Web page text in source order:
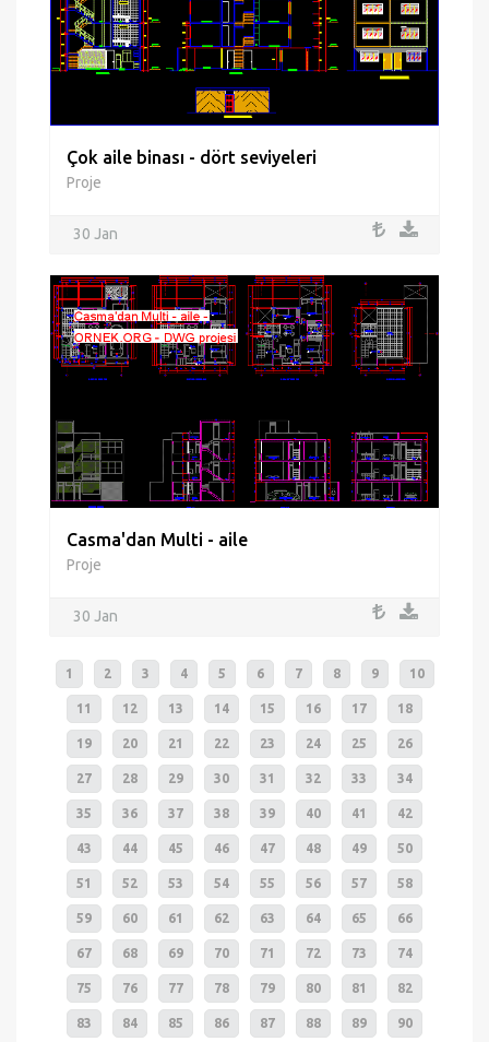
Çok aile binası - dört seviyeleri
Proje
30 Jan
Casma'dan Multi - aile
Proje
30 Jan
1 2 3 4 5 6 7 8 9 10
11 12 13 14 15 16 17 18
19 20 21 22 23 24 25 26
27 28 29 30 31 32 33 34
35 36 37 38 39 40 41 42
43 44 45 46 47 48 49 50
51 52 53 54 55 56 57 58
59 60 61 62 63 64 65 66
67 68 69 70 71 72 73 74
75 76 77 78 79 80 81 82
83 84 85 86 87 88 89 90